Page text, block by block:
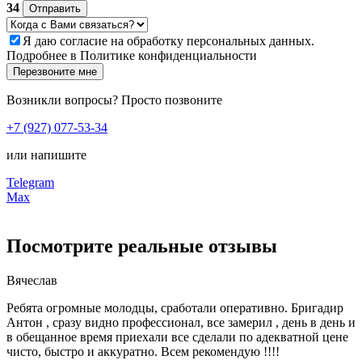
34
Отправить
Я даю согласие на обработку персональных данных.
Подробнее в Политике конфиденциальности
Перезвоните мне
Возникли вопросы? Просто позвоните
+7 (927) 077-53-34
или напишите
Telegram
Max
Посмотрите реальные отзывы
Вячеслав
Ребята огромные молодцы, сработали оперативно. Бригадир
Антон , сразу видно профессионал, все замерил , день в день и
в обещанное время приехали все сделали по адекватной цене
чисто, быстро и аккуратно. Всем рекомендую !!!!